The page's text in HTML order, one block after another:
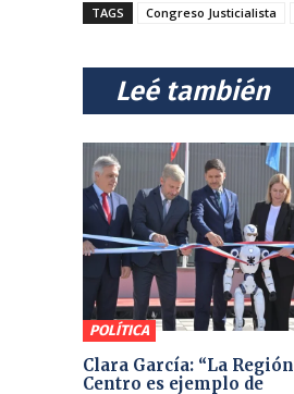
TAGS Congreso Justicialista
⠀Leé también⠀
POLÍTICA
Clara García: “La Región
Centro es ejemplo de